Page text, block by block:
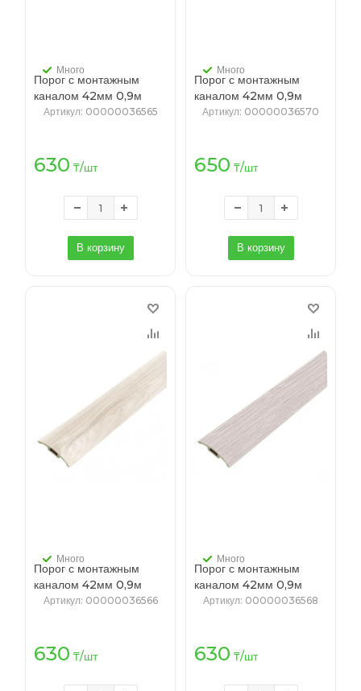
Порог с монтажным
каналом 42мм 0,9м
"Идеал", 253 Ясень
Много
Артикул: 00000036565
630 ₸/шт
В корзину
Порог с монтажным
каналом 42мм 0,9м
"Идеал", 261 Клен
Много
Артикул: 00000036570
650 ₸/шт
В корзину
Порог с монтажным
каналом 42мм 0,9м
"Идеал", 267 Клен
Много
Артикул: 00000036566
630 ₸/шт
Порог с монтажным
каналом 42мм 0,9м
"Идеал", 276 Сосна
Много
Артикул: 00000036568
630 ₸/шт